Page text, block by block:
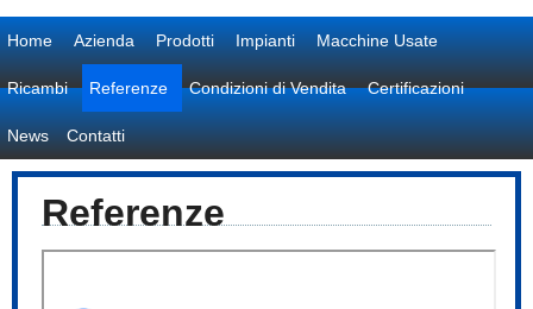
Home Azienda Prodotti Impianti Macchine Usate
Ricambi Referenze Condizioni di Vendita Certificazioni
News Contatti
Referenze